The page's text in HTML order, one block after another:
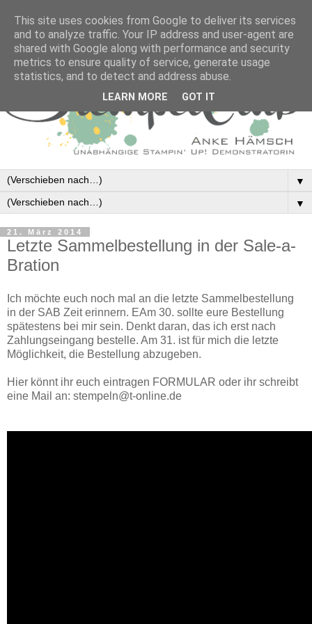
▼
▼
21. März 2014
Letzte Sammelbestellung in der Sale-a-
Bration
Ich möchte euch noch mal an die letzte Sammelbestellung
in der SAB Zeit erinnern. EAm 30. sollte eure Bestellung
spätestens bei mir sein. Denkt daran, das ich erst nach
Zahlungseingang bestelle. Am 31. ist für mich die letzte
Möglichkeit, die Bestellung abzugeben.
Hier könnt ihr euch eintragen FORMULAR oder ihr schreibt
eine Mail an: stempeln@t-online.de
This site uses cookies from Google to deliver its services
and to analyze traffic. Your IP address and user-agent are
shared with Google along with performance and security
metrics to ensure quality of service, generate usage
statistics, and to detect and address abuse.
LEARN MORE GOT IT